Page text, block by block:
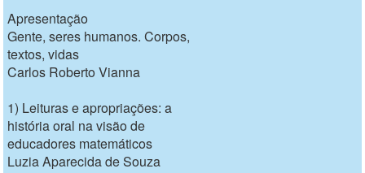
Apresentação
Gente, seres humanos. Corpos,
textos, vidas
Carlos Roberto Vianna
1) Leituras e apropriações: a
história oral na visão de
educadores matemáticos
Luzia Aparecida de Souza